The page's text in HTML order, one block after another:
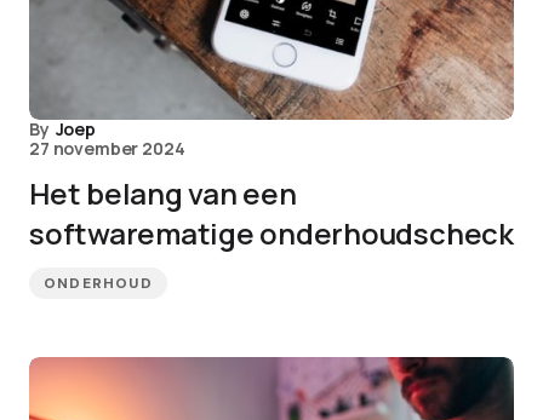
By Joep
27 november 2024
Het belang van een
softwarematige onderhoudscheck
ONDERHOUD